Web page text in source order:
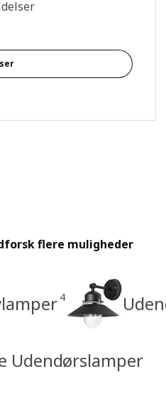
Anmeldelser i alt: 25
flere muligheder
4
Udendørslamper